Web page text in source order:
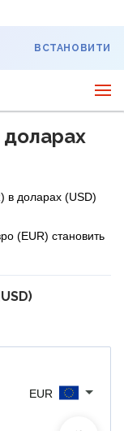
ВСТАНОВИТИ
доларах
в доларах (USD)
(EUR) становить
EUR